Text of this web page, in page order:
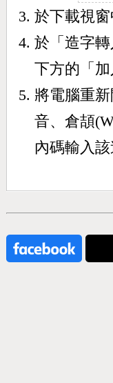
於下載視窗
於「造字
下方的「
將電腦重
音、倉頡
內碼輸入